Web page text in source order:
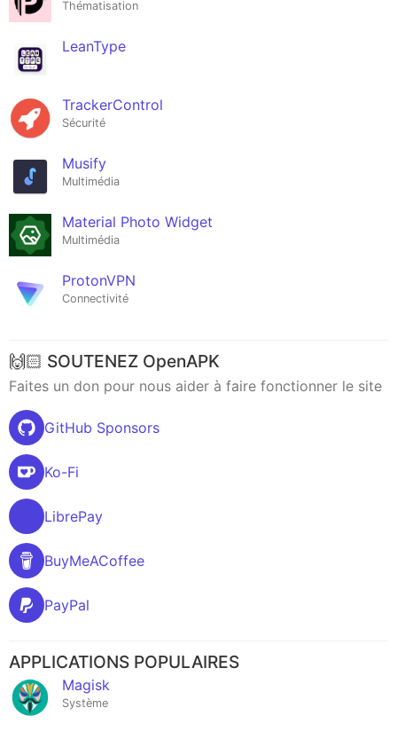
Thématisation
LeanType
TrackerControl
Sécurité
Musify
Multimédia
Material Photo Widget
Multimédia
ProtonVPN
Connectivité
🙌🏻 SOUTENEZ OpenAPK
Faites un don pour nous aider à faire fonctionner le site
GitHub Sponsors
Ko-Fi
LibrePay
BuyMeACoffee
PayPal
APPLICATIONS POPULAIRES
Magisk
Système